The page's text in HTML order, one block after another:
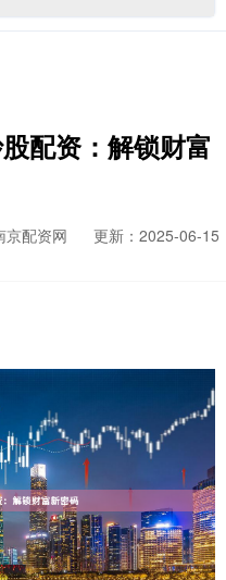
配资：解锁财富
京配资网
更新：2025-06-15